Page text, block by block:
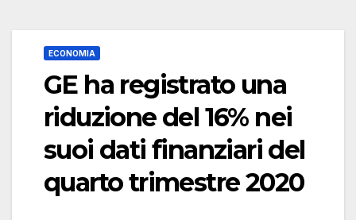
ECONOMIA
GE ha registrato una
riduzione del 16% nei
suoi dati finanziari del
quarto trimestre 2020